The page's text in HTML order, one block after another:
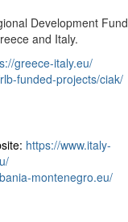
Development Fund
and Italy.
greece-italy.eu/
funded-projects/ciak/
https://www.italy-
montenegro.eu/